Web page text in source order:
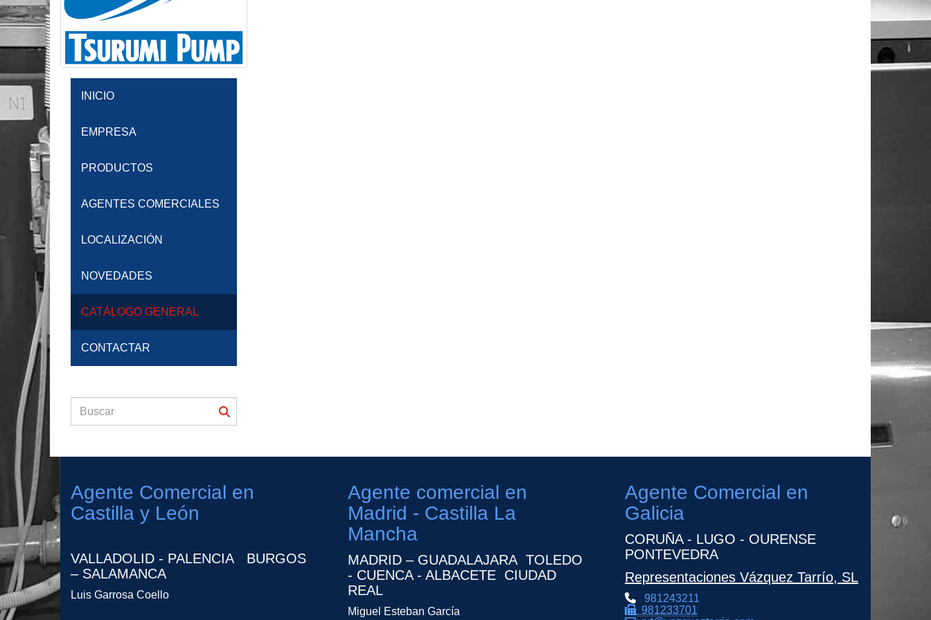
INICIO
EMPRESA
PRODUCTOS
AGENTES COMERCIALES
LOCALIZACIÓN
NOVEDADES
CATÁLOGO GENERAL
CONTACTAR
Agente Comercial en
Castilla y León
VALLADOLID - PALENCIA BURGOS
– SALAMANCA
Luis Garrosa Coello
Agente comercial en
Madrid - Castilla La
Mancha
MADRID – GUADALAJARA TOLEDO
- CUENCA - ALBACETE CIUDAD
REAL
Miguel Esteban García
Agente Comercial en
Galicia
CORUÑA - LUGO - OURENSE
PONTEVEDRA
Representaciones Vázquez Tarrío, SL
981243211
981233701